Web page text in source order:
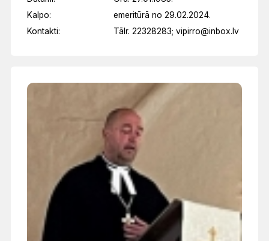
Kalpo:
emeritūrā no 29.02.2024.
Kontakti:
Tālr. 22328283; vipirro@inbox.lv